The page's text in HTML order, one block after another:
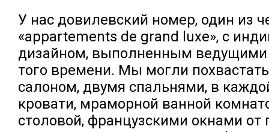
У нас довилевский номер, один из
«appartements de grand luxe», с
дизайном, выполненным ведущими
того времени. Мы могли
салоном, двумя спальнями, в
кровати, мраморной ванной
столовой, французскими окнами от